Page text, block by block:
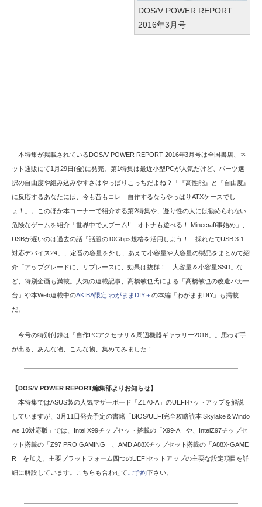
DOS/V POWER REPORT
2016年3月号
本特集が掲載されているDOS/V POWER REPORT 2016年3月号は全国書店、ネ
ット通販にて1月29日(金)に発売。第1特集は最近小型PCが人気だけど、パーツ選
択の自由度や組み込みやすさはやっぱりこっちだよね？「『高性能』と『自由度』
に反応するあなたには、今も昔もコレ 自作するならやっぱりATXケースでし
ょ！」。このほか本コーナーで紹介する第2特集や、凝り性の人には勧められない
危険なゲームを紹介「世界中で大ブーム!! オトナも遊べる！ Minecraft事始め」、
USBが遅いのは過去の話「話題の10Gbps規格を活用しよう！ 採れたてUSB 3.1
対応デバイス24」、定番の容量を外し、あえて小容量や大容量の製品をまとめて紹
介「アップグレードに、リプレースに、効果は抜群！ 大容量＆小容量SSD」な
ど、特別企画も満載。人気の連載記事、髙橋敏也氏による「髙橋敏也の改造バカ一
台」や本Web連載中のAKIBA限定!わがままDIY＋の本編「わがままDIY」も掲載
だ。
今号の特別付録は「自作PCアクセサリ＆周辺機器ギャラリー2016」。思わず手
が出る、あんな物、こんな物、集めてみました！
【DOS/V POWER REPORT編集部よりお知らせ】
本特集ではASUS製の人気マザーボード「Z170-A」のUEFIセットアップを解説
していますが、3月11日発売予定の書籍「BIOS/UEFI完全攻略読本 Skylake＆Windo
ws 10対応版」では、Intel X99チップセット搭載の「X99-A」や、IntelZ97チップセ
ット搭載の「Z97 PRO GAMING」、AMD A88Xチップセット搭載の「A88X-GAME
R」を加え、主要プラットフォーム四つのUEFIセットアップの主要な設定項目を詳
細に解説しています。こちらも合わせて ご予約下さい。